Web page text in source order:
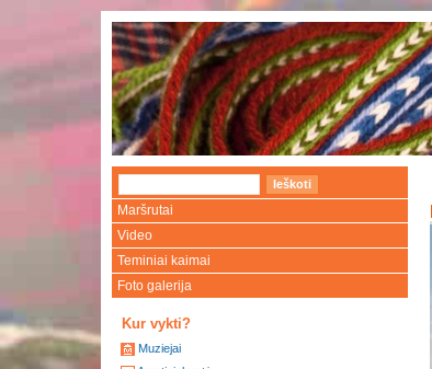
Maršrutai
Video
Teminiai kaimai
Foto galerija
Kur vykti?
Muziejai